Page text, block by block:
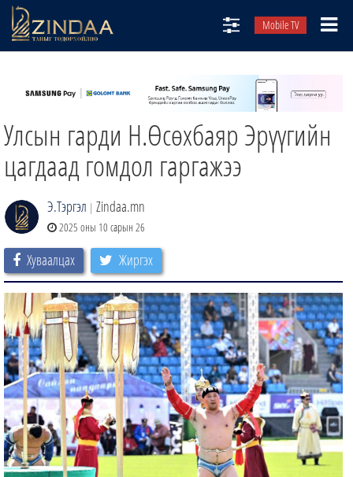
Mobile TV
ТВ8
ӨГЛӨӨНИЙ СОНИН
ЗИНДАА СЭТГҮҮЛ
Улсын гарди Н.Өсөхбаяр Эрүүгийн
цагдаад гомдол гаргажээ
Э.Тэргэл | Zindaa.mn
2025 оны 10 сарын 26
Хуваалцах Жиргэх